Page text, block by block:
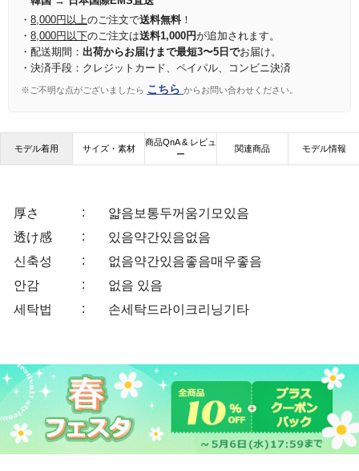
・ 8,000円以上のご注文で送料無料！
・ 8,000円以下のご注文は送料1,000円が追加されます。
・配送期間： 出荷からお届けまで最短3〜5日でお届け。
・決済手段：クレジットカード、ペイパル、コンビニ決済
※ご不明な点がございましたら こちら からお問い合わせください。
モデル着用 サイズ・素材
商品QnA & レビュ
ー
関連商品 モデル情報
厚さ : 얇음보통두꺼움기모있음
透け感
: 있음약간있음없음
신축성
: 없음약간있음좋음매우좋음
안감
: 없음 있음
세탁법
: 손세탁드라이크리닝기타